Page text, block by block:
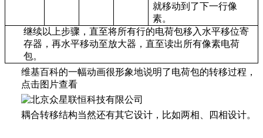
就移动到了下一行像
素。
继续以上步骤，直至将所有行的电荷包移入水平移位寄
存器，再水平移动至放大器，直至读出所有像素电荷
包。
维基百科的一幅动画很形象地说明了电荷包的转移过程，
点击图片查看
耦合转移结构当然还有其它设计，比如两相、四相设计。